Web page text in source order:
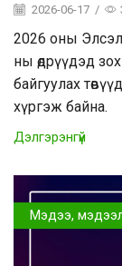
2026-06-17 /
2026 оны
ны өдрүүдэд
байгуулах
хүргэж байна.
Дэлгэрэнгүй
Мэдээ,